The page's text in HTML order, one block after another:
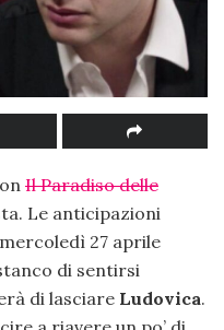
Il Paradiso delle
Le anticipazioni
27 aprile
di sentirsi
di lasciare Ludovica.